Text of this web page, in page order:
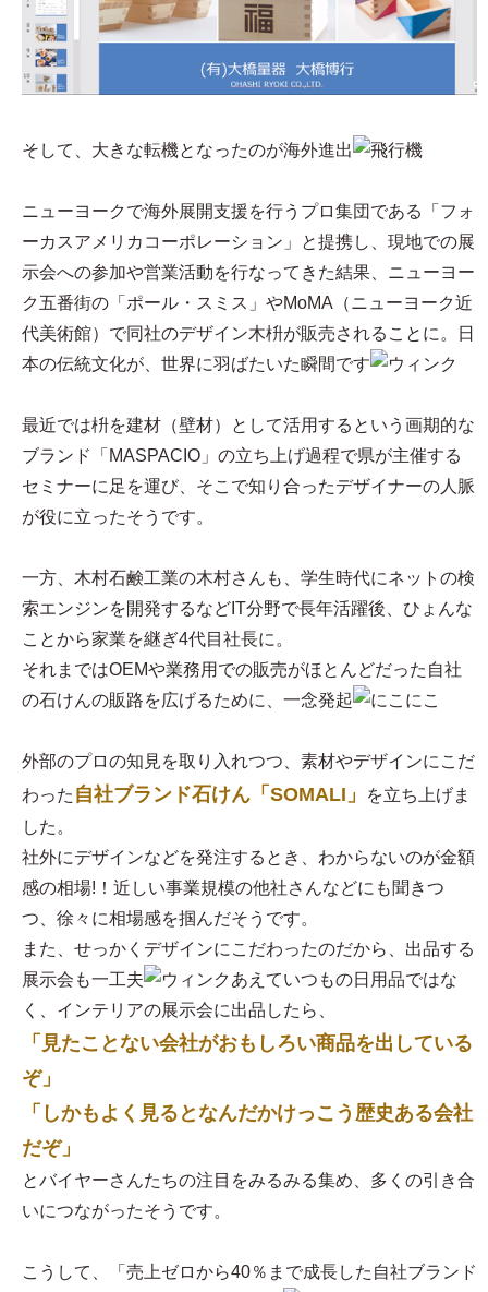
そして、大きな転機となったのが海外進出
ニューヨークで海外展開支援を行うプロ集団である「フォ
ーカスアメリカコーポレーション」と提携し、現地での展
示会への参加や営業活動を行なってきた結果、ニューヨー
ク五番街の「ポール・スミス」やMoMA（ニューヨーク近
代美術館）で同社のデザイン木枡が販売されることに。日
本の伝統文化が、世界に羽ばたいた瞬間です
最近では枡を建材（壁材）として活用するという画期的な
ブランド「MASPACIO」の立ち上げ過程で県が主催する
セミナーに足を運び、そこで知り合ったデザイナーの人脈
が役に立ったそうです。
一方、木村石鹸工業の木村さんも、学生時代にネットの検
索エンジンを開発するなどIT分野で長年活躍後、ひょんな
ことから家業を継ぎ4代目社長に。
それまではOEMや業務用での販売がほとんどだった自社
の石けんの販路を広げるために、一念発起
外部のプロの知見を取り入れつつ、素材やデザインにこだ
わった 自社ブランド石けん「SOMALI」
を立ち上げま
した。
社外にデザインなどを発注するとき、わからないのが金額
感の相場!！近しい事業規模の他社さんなどにも聞きつ
つ、徐々に相場感を掴んだそうです。
また、せっかくデザインにこだわったのだから、出品する
展示会も一工夫
あえていつもの日用品ではな
く、インテリアの展示会に出品したら、
「見たことない会社がおもしろい商品を出している
ぞ」
「しかもよく見るとなんだかけっこう歴史ある会社
だぞ」
とバイヤーさんたちの注目をみるみる集め、多くの引き合
いにつながったそうです。
こうして、「売上ゼロから40％まで成長した自社ブランド